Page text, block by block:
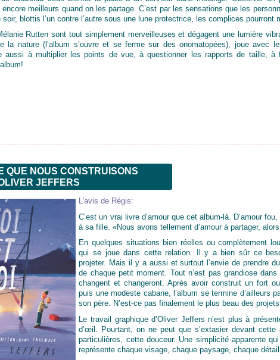
meilleurs quand on les partage. C’est par les sensations que les
blottis l’un contre l’autre sous une lune protectrice, les complices pourront
Rutten sont tout simplement merveilleuses et dégagent une lumière
la nature (l’album s’ouvre et se ferme sur des onomatopées), joue avec
aussi à multiplier les points de vue, à questionner les rapports de taille, à
QUE NOUS CONSTRUISONS
JEFFERS
L'avis de Régis:
C’est un vrai livre d’amour que cet album-là. D’amour
à sa fille. «Nous avons tellement d’amour à partager,
En quelques situations bien réelles ou complètement
qui se joue dans cette relation. Il y a bien sûr ce
projeter. Mais il y a aussi et surtout l’envie de prendre
de chaque petit moment. Tout n’est pas grandiose
changent et changeront. Après avoir construit un fort
puis une modeste cabane, l’album se termine d’ailleurs
son père. N’est-ce pas finalement le plus beau des
Le travail graphique d’Oliver Jeffers n’est plus à
d’œil. Pourtant, on ne peut que s’extasier devant
particulières, cette douceur. Une simplicité apparente
représente chaque visage, chaque paysage, chaque